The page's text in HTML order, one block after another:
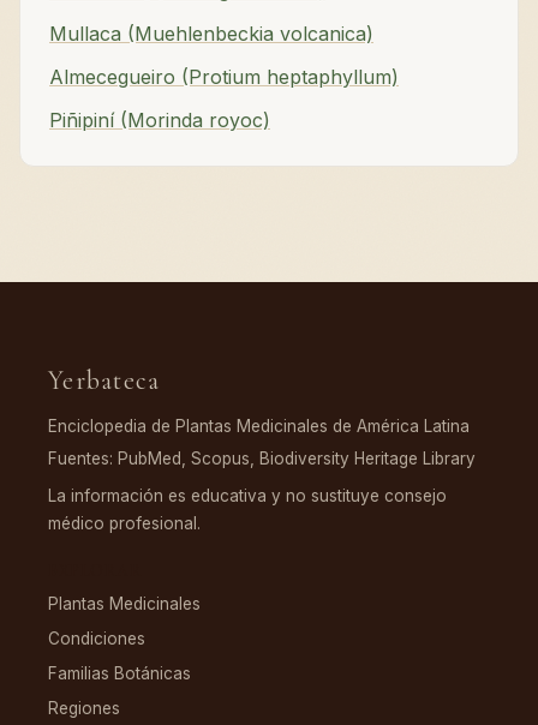
Mullaca (Muehlenbeckia volcanica)
Almecegueiro (Protium heptaphyllum)
Piñipiní (Morinda royoc)
Yerbateca
Enciclopedia de Plantas Medicinales de América Latina
Fuentes: PubMed, Scopus, Biodiversity Heritage Library
La información es educativa y no sustituye consejo
médico profesional.
Plantas Medicinales
Condiciones
Familias Botánicas
Regiones